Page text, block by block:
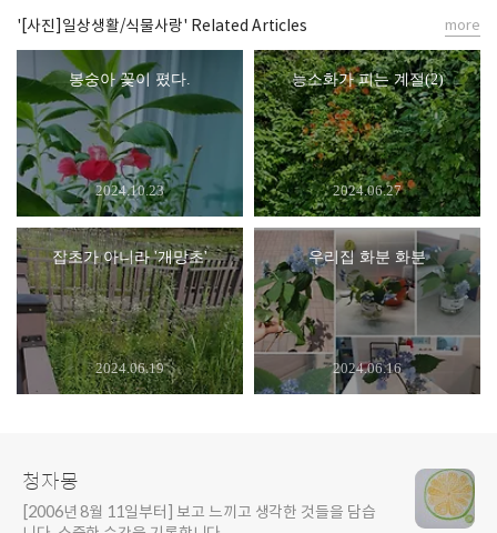
'[사진]일상생활/식물사랑' Related Articles
봉숭아 꽃이 폈다.
2024.10.23
능소화가 피는 계절(2)
2024.06.27
잡초가 아니라 '개망초'
2024.06.19
우리집 화분 화분
2024.06.16
more
청자몽
[2006년 8월 11일부터] 보고 느끼고 생각한 것들을 담습